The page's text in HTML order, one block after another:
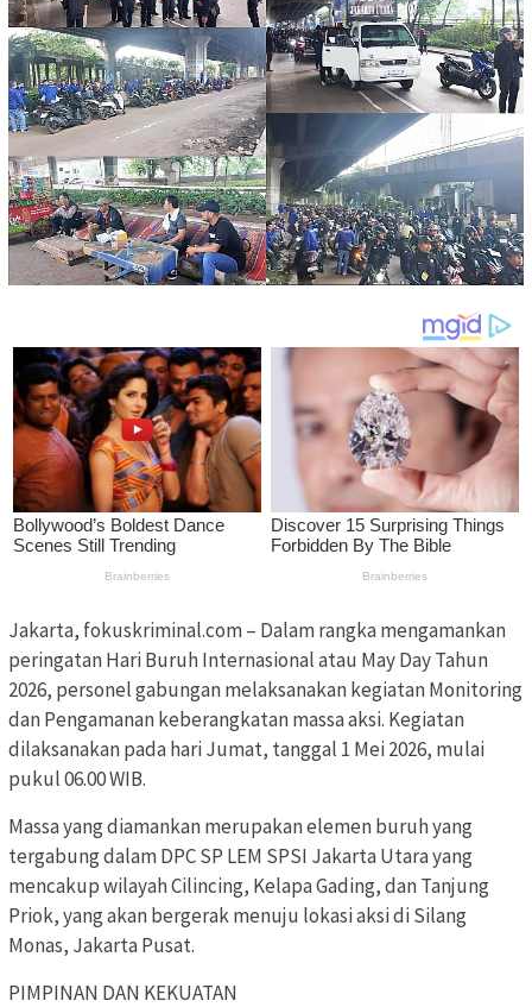
Jakarta, fokuskriminal.com – Dalam rangka mengamankan
peringatan Hari Buruh Internasional atau May Day Tahun
2026, personel gabungan melaksanakan kegiatan Monitoring
dan Pengamanan keberangkatan massa aksi. Kegiatan
dilaksanakan pada hari Jumat, tanggal 1 Mei 2026, mulai
pukul 06.00 WIB.
Massa yang diamankan merupakan elemen buruh yang
tergabung dalam DPC SP LEM SPSI Jakarta Utara yang
mencakup wilayah Cilincing, Kelapa Gading, dan Tanjung
Priok, yang akan bergerak menuju lokasi aksi di Silang
Monas, Jakarta Pusat.
PIMPINAN DAN KEKUATAN